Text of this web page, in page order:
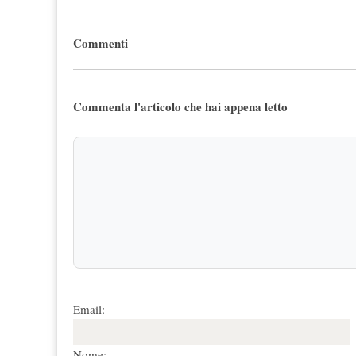
Commenti
Commenta l'articolo che hai appena letto
Email: